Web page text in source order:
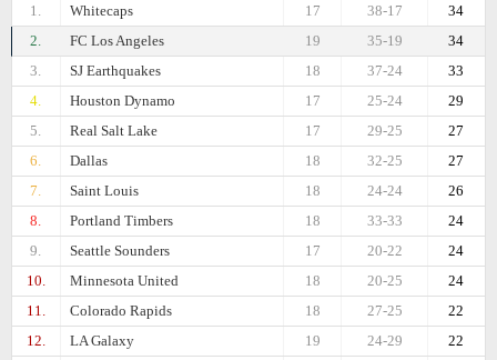
1.
Whitecaps 34
38-17
17
2.
FC Los Angeles 34
35-19
19
3.
SJ Earthquakes 33
37-24
18
4.
Houston Dynamo 29
25-24
17
5.
Real Salt Lake 27
29-25
17
6.
Dallas 27
32-25
18
7.
Saint Louis 26
24-24
18
8.
Portland Timbers 24
33-33
18
9.
Seattle Sounders 24
20-22
17
10.
Minnesota United 24
20-25
18
11.
Colorado Rapids 22
27-25
18
12.
LA Galaxy 22
24-29
19